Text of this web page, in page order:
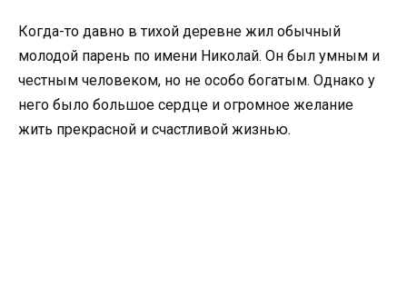
Когда-то давно в тихой деревне жил обычный
молодой парень по имени Николай. Он был умным и
честным человеком, но не особо богатым. Однако у
него было большое сердце и огромное желание
жить прекрасной и счастливой жизнью.